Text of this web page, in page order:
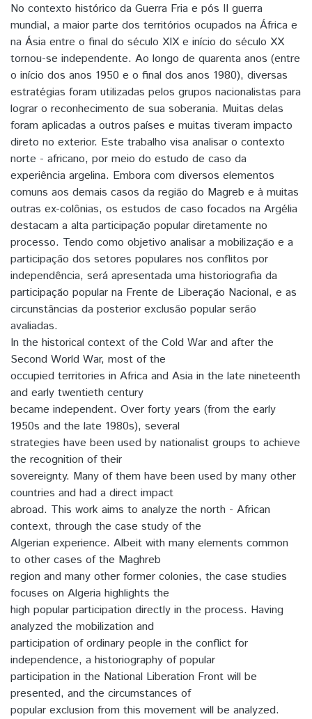
No contexto histórico da Guerra Fria e pós II guerra
mundial, a maior parte dos territórios ocupados na África e
na Ásia entre o final do século XIX e início do século XX
tornou-se independente. Ao longo de quarenta anos (entre
o início dos anos 1950 e o final dos anos 1980), diversas
estratégias foram utilizadas pelos grupos nacionalistas para
lograr o reconhecimento de sua soberania. Muitas delas
foram aplicadas a outros países e muitas tiveram impacto
direto no exterior. Este trabalho visa analisar o contexto
norte - africano, por meio do estudo de caso da
experiência argelina. Embora com diversos elementos
comuns aos demais casos da região do Magreb e à muitas
outras ex-colônias, os estudos de caso focados na Argélia
destacam a alta participação popular diretamente no
processo. Tendo como objetivo analisar a mobilização e a
participação dos setores populares nos conflitos por
independência, será apresentada uma historiografia da
participação popular na Frente de Liberação Nacional, e as
circunstâncias da posterior exclusão popular serão
avaliadas.
In the historical context of the Cold War and after the
Second World War, most of the
occupied territories in Africa and Asia in the late nineteenth
and early twentieth century
became independent. Over forty years (from the early
1950s and the late 1980s), several
strategies have been used by nationalist groups to achieve
the recognition of their
sovereignty. Many of them have been used by many other
countries and had a direct impact
abroad. This work aims to analyze the north - African
context, through the case study of the
Algerian experience. Albeit with many elements common
to other cases of the Maghreb
region and many other former colonies, the case studies
focuses on Algeria highlights the
high popular participation directly in the process. Having
analyzed the mobilization and
participation of ordinary people in the conflict for
independence, a historiography of popular
participation in the National Liberation Front will be
presented, and the circumstances of
popular exclusion from this movement will be analyzed.